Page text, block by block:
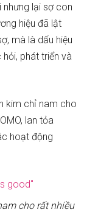
lại sợ con
hiệu đã lật
mà là dấu hiệu
phát triển và
kim chỉ nam cho
lan tỏa
hoạt động
cho rất nhiều